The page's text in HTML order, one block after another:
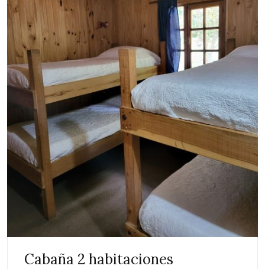
Cabaña 2 habitaciones